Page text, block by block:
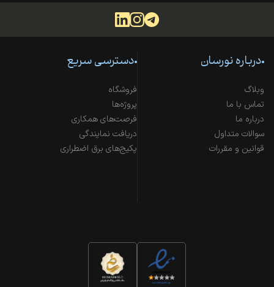
درباره نورسان
وبلاگ
تماس با ما
درباره ما
سوالات متداول
قوانین و مقررات
دسترسی سریع
فروشگاه
پروژه‌ها
فرصت‌های همکاری
دریافت نمایندگی
پکیج‌های برق اضطراری